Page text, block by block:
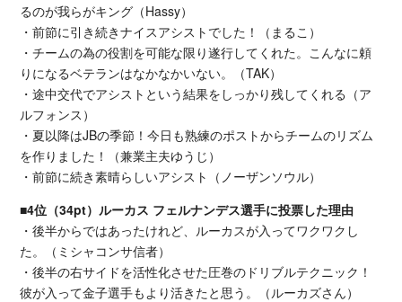
るのが我らがキング（Hassy）
・前節に引き続きナイスアシストでした！（まるこ）
・チームの為の役割を可能な限り遂行してくれた。こんなに頼
りになるベテランはなかなかいない。（TAK）
・途中交代でアシストという結果をしっかり残してくれる（ア
ルフォンス）
・夏以降はJBの季節！今日も熟練のポストからチームのリズム
を作りました！（兼業主夫ゆうじ）
・前節に続き素晴らしいアシスト（ノーザンソウル）
■4位（34pt）ルーカス フェルナンデス選手に投票した理由
・後半からではあったけれど、ルーカスが入ってワクワクし
た。（ミシャコンサ信者）
・後半の右サイドを活性化させた圧巻のドリブルテクニック！
彼が入って金子選手もより活きたと思う。（ルーカズさん）